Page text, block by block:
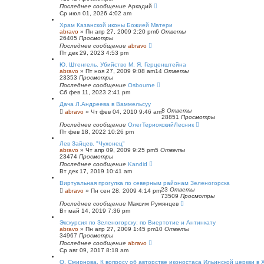
й
п
о
и
с
к
Последнее сообщение Аркадий
Ср июл 01, 2026 4:02 am
Храм Казанской иконы Божией Матери
abravo » Пн апр 27, 2009 2:20 pm6 Ответы
26405 Просмотры
Последнее сообщение abravo
Пт дек 29, 2023 4:53 pm
Ю. Штенгель. Убийство М. Я. Герценштейна
abravo » Пт ноя 27, 2009 9:08 am14 Ответы
23353 Просмотры
Последнее сообщение Osbourne
Сб фев 11, 2023 2:41 pm
Дача Л.Андреева в Ваммельсуу
abravo » Чт фев 04, 2010 9:46 am8 Ответы
28851 Просмотры
Последнее сообщение ОлегТериокскийЛесник
Пт фев 18, 2022 10:26 pm
Лев Зайцев. "Чухонец"
abravo » Чт апр 09, 2009 9:25 pm5 Ответы
23474 Просмотры
Последнее сообщение Kandid
Вт дек 17, 2019 10:41 am
Виртуальная прогулка по северным районам Зеленогорска
abravo » Пн сен 28, 2009 4:14 pm23 Ответы
73509 Просмотры
Последнее сообщение Максим Румянцев
Вт май 14, 2019 7:36 pm
Экскурсия по Зеленогорску: по Виертотие и Антинкату
abravo » Пн апр 27, 2009 1:45 pm10 Ответы
34967 Просмотры
Последнее сообщение abravo
Ср авг 09, 2017 8:18 am
O. Смирнова. К вопросу об авторстве иконостаса Ильинской церкви в